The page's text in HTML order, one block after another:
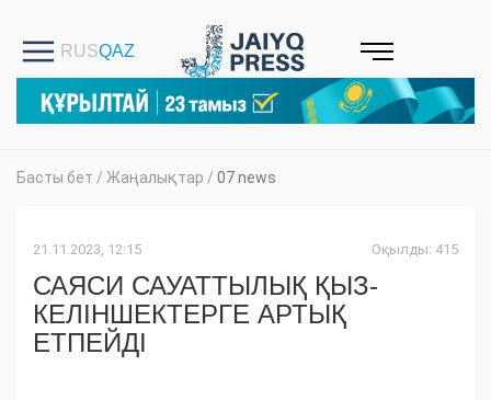
Басты бет / Жаңалықтар / 07 news
21.11.2023, 12:15 Оқылды: 415
САЯСИ САУАТТЫЛЫҚ ҚЫЗ-
КЕЛІНШЕКТЕРГЕ АРТЫҚ
ЕТПЕЙДІ